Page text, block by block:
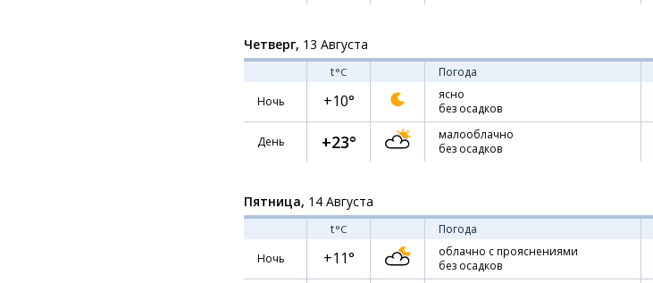
Четверг, 13 Августа
t°C Погода
Ночь
+10°
ясно
без осадков
День +23°
малооблачно
без осадков
Пятница, 14 Августа
t°C Погода
Ночь
+11°
облачно с прояснениями
без осадков